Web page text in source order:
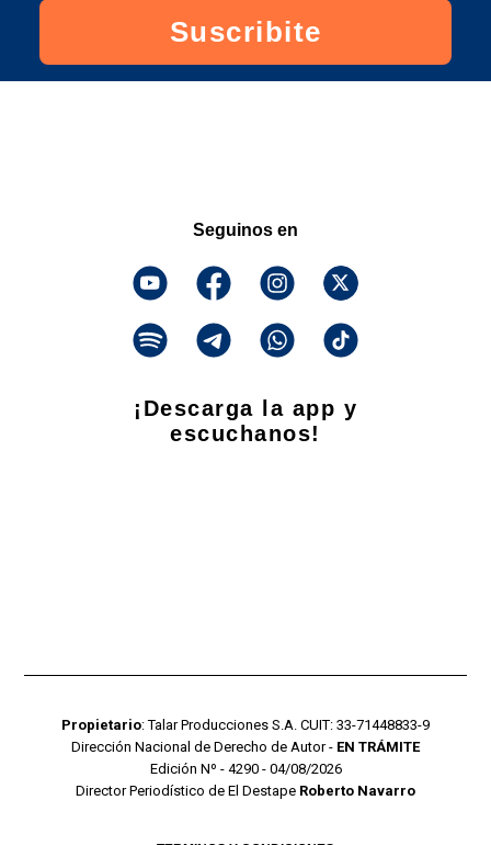
Suscribite
Seguinos en
¡Descarga la app y
escuchanos!
Propietario: Talar Producciones S.A. CUIT: 33-71448833-9
Dirección Nacional de Derecho de Autor - EN TRÁMITE
Edición Nº - 4290 - 04/08/2026
Director Periodístico de El Destape Roberto Navarro